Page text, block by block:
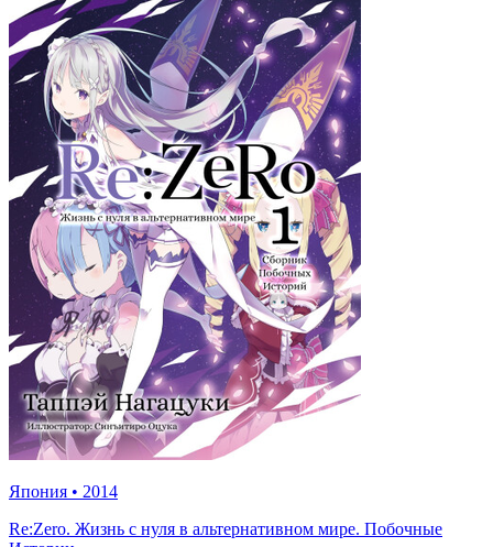
Япония • 2014
Re:Zero. Жизнь с нуля в альтернативном мире. Побочные